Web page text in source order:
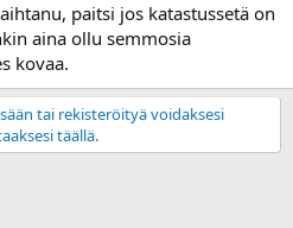
paitsi jos katastussetä on
aina ollu semmosia
kovaa.
tai rekisteröityä voidaksesi
täällä.